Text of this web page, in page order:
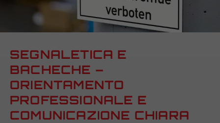
SEGNALETICA E
BACHECHE –
ORIENTAMENTO
PROFESSIONALE E
COMUNICAZIONE CHIARA